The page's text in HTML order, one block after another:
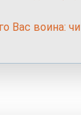
воина: